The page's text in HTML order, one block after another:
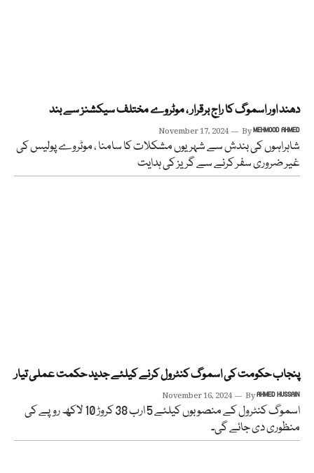
دھند اور اسموگ کا راج برقرار ، موٹروے مختلف سیکشنز سے بند
November 17, 2024 ByMEHMOOD AHMED
شاہراہوں کی بندش سے شہریوں مشکلات کا سامنا ، موٹروے پولیس کی
غیر ضروری سفر کرنے سے گریز کی ہدایت
پنجاب حکومت کی اسموگ کنٹرول کرنے کیلئے جدید حکمت عملی تیار
November 16, 2024 ByAHMED HUSSAIN
اسموگ کنٹرول کے منصوبوں کیلئے 5 ارب 38 کروڑ 10 لاکھ روپے کی
منظوری دی جائے گی۔